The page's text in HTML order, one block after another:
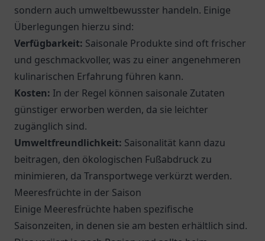
sondern auch umweltbewusster handeln. Einige
Überlegungen hierzu sind:
Verfügbarkeit: Saisonale Produkte sind oft frischer
und geschmackvoller, was zu einer angenehmeren
kulinarischen Erfahrung führen kann.
Kosten: In der Regel können saisonale Zutaten
günstiger erworben werden, da sie leichter
zugänglich sind.
Umweltfreundlichkeit: Saisonalität kann dazu
beitragen, den ökologischen Fußabdruck zu
minimieren, da Transportwege verkürzt werden.
Meeresfrüchte in der Saison
Einige Meeresfrüchte haben spezifische
Saisonzeiten, in denen sie am besten erhältlich sind.